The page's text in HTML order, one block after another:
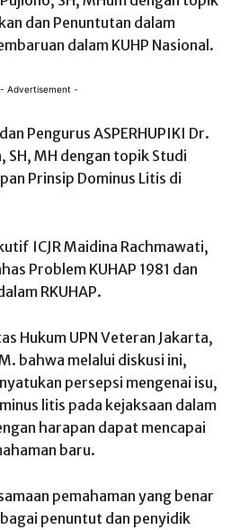
dan Penuntutan dalam
dalam KUHP Nasional.
- Advertisement -
Pengurus ASPERHUPIKI Dr.
SH, MH dengan topik Studi
Prinsip Dominus Litis di
ICJR Maidina Rachmawati,
Problem KUHAP 1981 dan
RKUHAP.
Hukum UPN Veteran Jakarta,
bahwa melalui diskusi ini,
persepsi mengenai isu,
litis pada kejaksaan dalam
harapan dapat mencapai
baru.
pemahaman yang benar
penuntut dan penyidik